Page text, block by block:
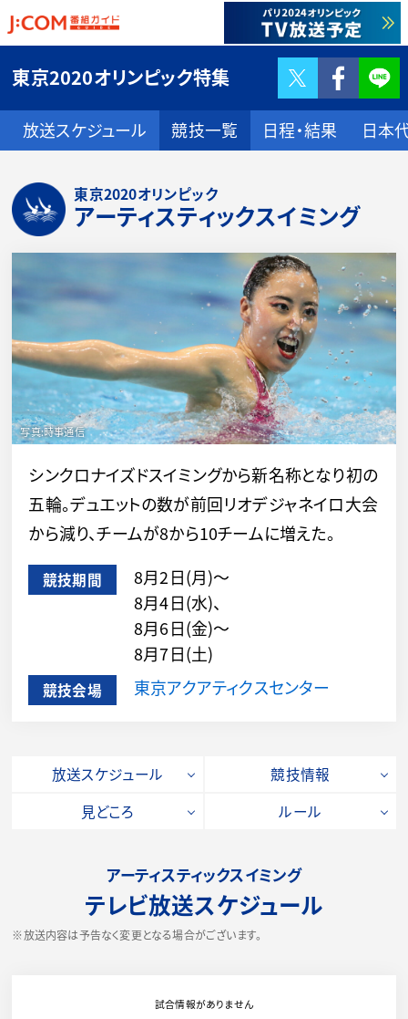
東京2020オリンピック特集
放送スケジュール 競技一覧 日程・結果 日本
Twitter
東京2020オリンピック
アーティスティックスイミング
シンクロナイズドスイミングから新名称となり初の
五輪。デュエットの数が前回リオデジャネイロ大会
から減り、チームが8から10チームに増えた。
競技期間
8月2日(月)～
8月4日(水)、
8月6日(金)～
8月7日(土)
競技会場 東京アクアティクスセンター
放送スケジュール
競技情報
見どころ
ルール
アーティスティックスイミング
テレビ放送スケジュール
※放送内容は予告なく変更となる場合がございます。
試合情報がありません